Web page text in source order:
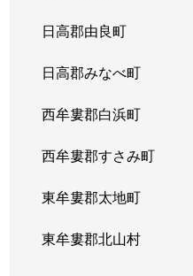
日高郡由良町
日高郡みなべ町
西牟婁郡白浜町
西牟婁郡すさみ町
東牟婁郡太地町
東牟婁郡北山村